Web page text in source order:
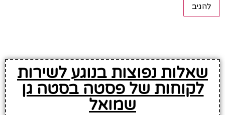
שאלות נפוצות בנוגע לשירות
לקוחות של פסטה בסטה גן
שמואל